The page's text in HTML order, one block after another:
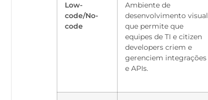
Low-
code/No-
code
Ambiente de
desenvolvimento visual
que permite que
equipes de TI e citizen
developers criem e
gerenciem integrações
e APIs.